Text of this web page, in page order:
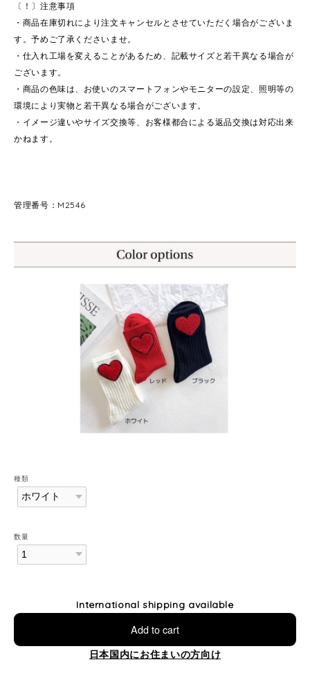
〔！〕注意事項
・商品在庫切れにより注文キャンセルとさせていただく場合がございま
す。予めご了承くださいませ。
・仕入れ工場を変えることがあるため、記載サイズと若干異なる場合が
ございます。
・商品の色味は、お使いのスマートフォンやモニターの設定、照明等の
環境により実物と若干異なる場合がございます。
・イメージ違いやサイズ交換等、お客様都合による返品交換は対応出来
かねます。
管理番号：M2546
種類
数量
International shipping available
Add to cart
日本国内にお住まいの方向け